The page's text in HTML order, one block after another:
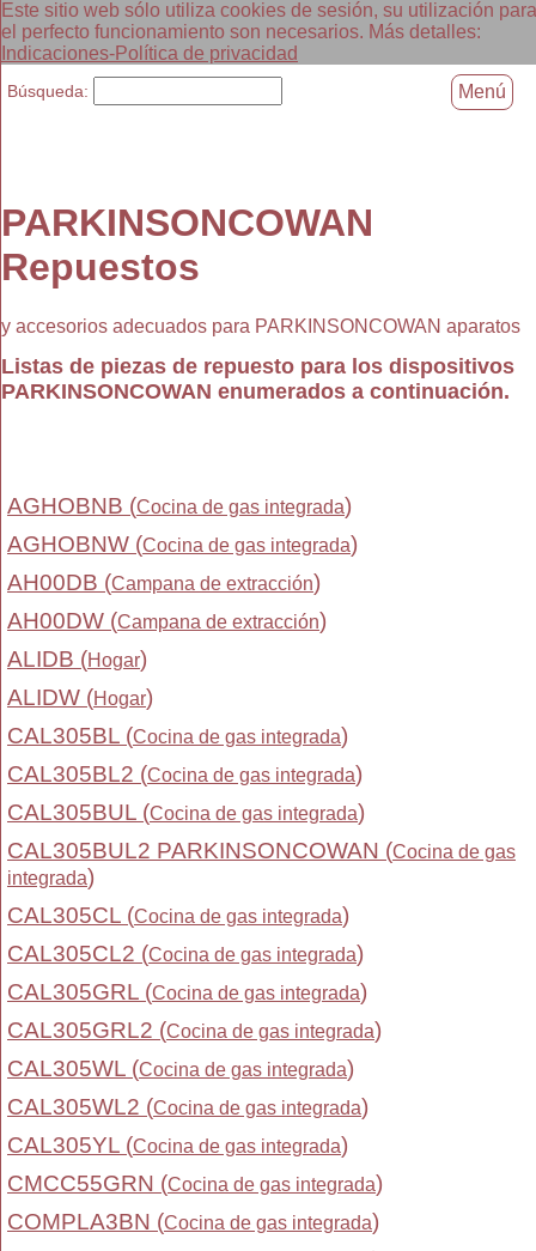
Este sitio web sólo utiliza cookies de sesión, su utilización para
el perfecto funcionamiento son necesarios. Más detalles:
Indicaciones-Política de privacidad
PARKINSONCOWAN
Repuestos
y accesorios adecuados para PARKINSONCOWAN aparatos
Listas de piezas de repuesto para los dispositivos
PARKINSONCOWAN enumerados a continuación.
AGHOBNB (Cocina de gas integrada)
AGHOBNW (Cocina de gas integrada)
AH00DB (Campana de extracción)
AH00DW (Campana de extracción)
ALIDB (Hogar)
ALIDW (Hogar)
CAL305BL (Cocina de gas integrada)
CAL305BL2 (Cocina de gas integrada)
CAL305BUL (Cocina de gas integrada)
CAL305BUL2 PARKINSONCOWAN (Cocina de gas
integrada)
CAL305CL (Cocina de gas integrada)
CAL305CL2 (Cocina de gas integrada)
CAL305GRL (Cocina de gas integrada)
CAL305GRL2 (Cocina de gas integrada)
CAL305WL (Cocina de gas integrada)
CAL305WL2 (Cocina de gas integrada)
CAL305YL (Cocina de gas integrada)
CMCC55GRN (Cocina de gas integrada)
COMPLA3BN (Cocina de gas integrada)
Búsqueda: Menú